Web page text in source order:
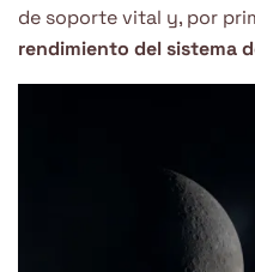
de soporte vital y, por
rendimiento del sistema